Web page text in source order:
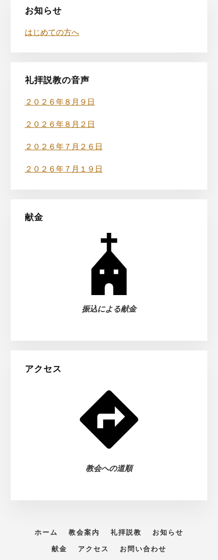
初
の
イ
ド
バ
ー
お知らせ
はじめての方へ
礼拝説教の音声
２０２６年８月９日
２０２６年８月２日
２０２６年７月２６日
２０２６年７月１９日
献金
振込による献金
アクセス
教会への道順
ホーム 教会案内 礼拝説教 お知らせ
献金 アクセス お問い合わせ